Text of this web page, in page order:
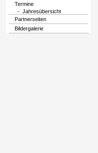
Termine
- Jahresübersicht
Partnerseiten
Bildergalerie